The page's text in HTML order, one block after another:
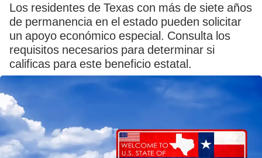
Los residentes de Texas con más de siete años
de permanencia en el estado pueden solicitar
un apoyo económico especial. Consulta los
requisitos necesarios para determinar si
calificas para este beneficio estatal.